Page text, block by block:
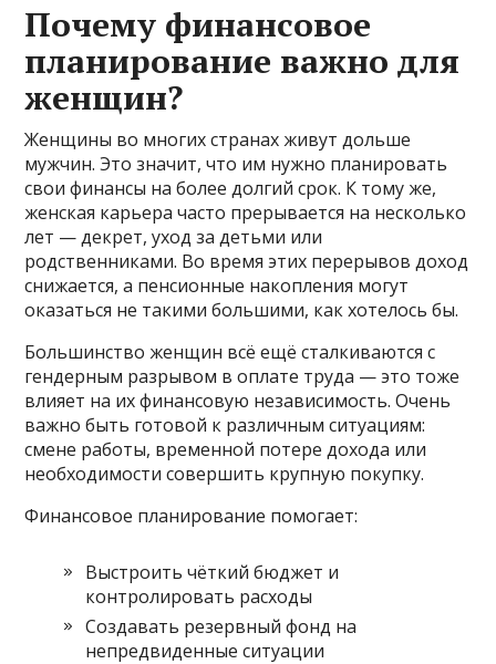
Почему финансовое
планирование важно для
женщин?
Женщины во многих странах живут дольше
мужчин. Это значит, что им нужно планировать
свои финансы на более долгий срок. К тому же,
женская карьера часто прерывается на несколько
лет — декрет, уход за детьми или
родственниками. Во время этих перерывов доход
снижается, а пенсионные накопления могут
оказаться не такими большими, как хотелось бы.
Большинство женщин всё ещё сталкиваются с
гендерным разрывом в оплате труда — это тоже
влияет на их финансовую независимость. Очень
важно быть готовой к различным ситуациям:
смене работы, временной потере дохода или
необходимости совершить крупную покупку.
Финансовое планирование помогает:
Выстроить чёткий бюджет и
контролировать расходы
Создавать резервный фонд на
непредвиденные ситуации